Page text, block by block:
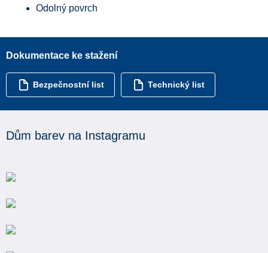
Odolný povrch
Dokumentace ke stažení
Bezpečnostní list Technický list
Dům barev na Instagramu